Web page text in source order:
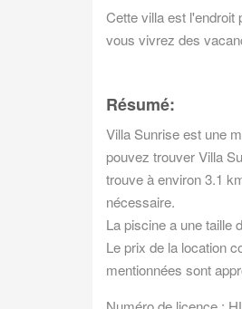
Cette villa est l'endroit
vous vivrez des
Résumé:
Villa Sunrise est une
pouvez trouver Villa
trouve à environ 3.1
nécessaire.
La piscine a une taille
Le prix de la location
mentionnées sont